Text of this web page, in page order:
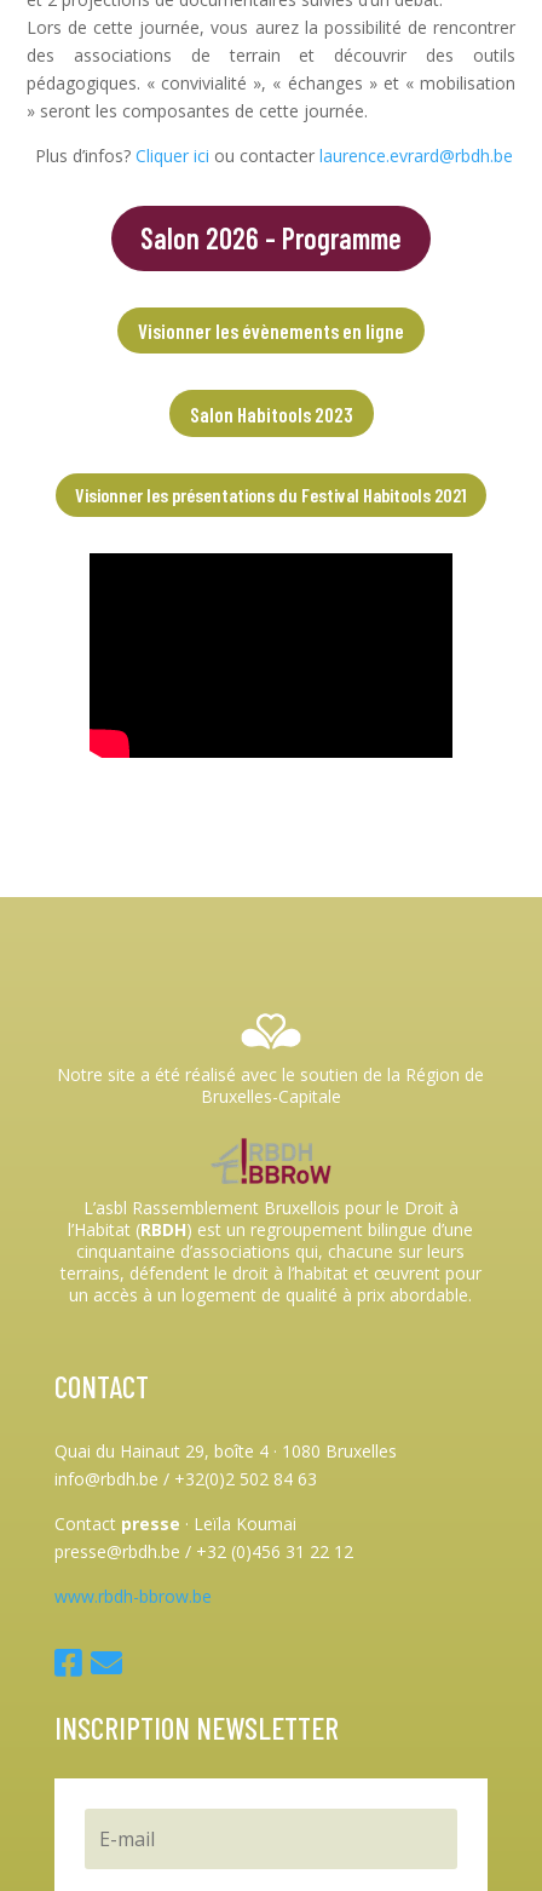
Lors de cette journée, vous aurez la possibilité de rencontrer
des associations de terrain et découvrir des outils
pédagogiques. « convivialité », « échanges » et « mobilisation
» seront les composantes de cette journée.
Plus d’infos? Cliquer ici ou contacter laurence.evrard@rbdh.be
Salon 2026 - Programme
Visionner les évènements en ligne
Salon Habitools 2023
Visionner les présentations du Festival Habitools 2021
Notre site a été réalisé avec le soutien de la Région de
Bruxelles-Capitale
L’asbl Rassemblement Bruxellois pour le Droit à
l’Habitat (RBDH) est un regroupement bilingue d’une
cinquantaine d’associations qui, chacune sur leurs
terrains, défendent le droit à l’habitat et œuvrent pour
un accès à un logement de qualité à prix abordable.
CONTACT
Quai du Hainaut 29, boîte 4 · 1080 Bruxelles
info@rbdh.be / +32(0)2 502 84 63
Contact presse · Leïla Koumai
presse@rbdh.be / +32 (0)456 31 22 12
www.rbdh-bbrow.be
INSCRIPTION NEWSLETTER